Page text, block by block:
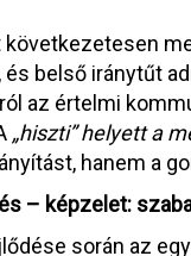
következetesen
és belső iránytűt
az értelmi
„hiszti” helyett a
hanem a
– képzelet:
során az